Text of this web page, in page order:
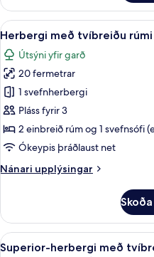
með
tvíbreiðu
rúmi
adults)
Skoða
allar
myndir
fyrir
Herbergi
með
tvíbreiðu
rúmi
adults
child)
4
Herbergi með tvíbreiðu rúmi
Útsýni yfir garð
20 fermetrar
1 svefnherbergi
Pláss fyrir 3
2 einbreið rúm og 1 svefnsófi
Ókeypis þráðlaust net
Nánari upplýsingar
Nánari
með
tvíbreiðu
rúmi
Skoða
5
Superior-herbergi með